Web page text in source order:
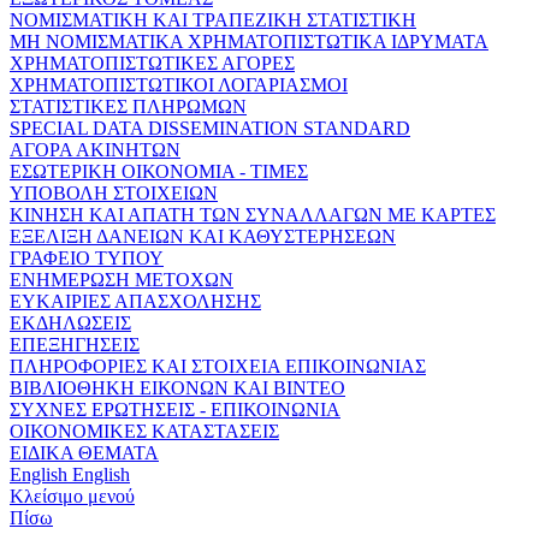
ΝΟΜΙΣΜΑΤΙΚΗ ΚΑΙ ΤΡΑΠΕΖΙΚΗ ΣΤΑΤΙΣΤΙΚΗ
ΜΗ ΝΟΜΙΣΜΑΤΙΚΑ ΧΡΗΜΑΤΟΠΙΣΤΩΤΙΚΑ ΙΔΡΥΜΑΤΑ
ΧΡΗΜΑΤΟΠΙΣΤΩΤΙΚΕΣ ΑΓΟΡΕΣ
ΧΡΗΜΑΤΟΠΙΣΤΩΤΙΚΟΙ ΛΟΓΑΡΙΑΣΜΟΙ
ΣΤΑΤΙΣΤΙΚΕΣ ΠΛΗΡΩΜΩΝ
SPECIAL DATA DISSEMINATION STANDARD
ΑΓΟΡΑ ΑΚΙΝΗΤΩΝ
ΕΣΩΤΕΡΙΚΗ ΟΙΚΟΝΟΜΙΑ - ΤΙΜΕΣ
ΥΠΟΒΟΛΗ ΣΤΟΙΧΕΙΩΝ
ΚΙΝΗΣΗ ΚΑΙ ΑΠΑΤΗ ΤΩΝ ΣΥΝΑΛΛΑΓΩΝ ΜΕ ΚΑΡΤΕΣ
ΕΞΕΛΙΞΗ ΔΑΝΕΙΩΝ ΚΑΙ ΚΑΘΥΣΤΕΡΗΣΕΩΝ
ΓΡΑΦΕΙΟ ΤΥΠΟΥ
ΕΝΗΜΕΡΩΣΗ ΜΕΤΟΧΩΝ
ΕΥΚΑΙΡΙΕΣ ΑΠΑΣΧΟΛΗΣΗΣ
ΕΚΔΗΛΩΣΕΙΣ
ΕΠΕΞΗΓΗΣΕΙΣ
ΠΛΗΡΟΦΟΡΙΕΣ ΚΑΙ ΣΤΟΙΧΕΙΑ ΕΠΙΚΟΙΝΩΝΙΑΣ
ΒΙΒΛΙΟΘΗΚΗ ΕΙΚΟΝΩΝ ΚΑΙ ΒΙΝΤΕΟ
ΣΥΧΝΕΣ ΕΡΩΤΗΣΕΙΣ - ΕΠΙΚΟΙΝΩΝΙΑ
ΟΙΚΟΝΟΜΙΚΕΣ ΚΑΤΑΣΤΑΣΕΙΣ
ΕΙΔΙΚΑ ΘΕΜΑΤΑ
English English
Κλείσιμο μενού
Πίσω